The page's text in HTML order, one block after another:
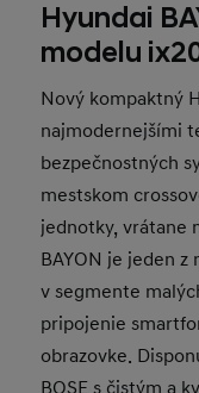
Hyundai
modelu
Nový kompaktný
najmodernejšími
bezpečnostných
mestskom
jednotky, vrátane
BAYON je jeden
v segmente
pripojenie
obrazovke.
BOSE s čistým a